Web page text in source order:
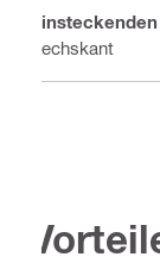
Einsteckenden
Sechskant